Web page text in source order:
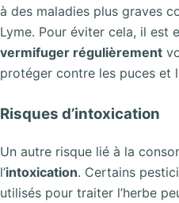
à des maladies plus graves
Lyme. Pour éviter cela, il est
vermifuger régulièrement
protéger contre les puces et
Risques d’intoxication
Un autre risque lié à la
l’intoxication. Certains
utilisés pour traiter l’herbe